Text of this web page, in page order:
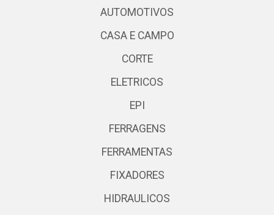
AUTOMOTIVOS
CASA E CAMPO
CORTE
ELETRICOS
EPI
FERRAGENS
FERRAMENTAS
FIXADORES
HIDRAULICOS